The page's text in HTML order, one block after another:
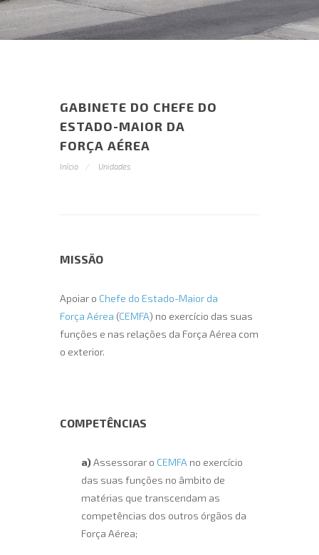
GABINETE DO CHEFE DO
ESTADO-MAIOR DA
FORÇA AÉREA
Início Unidades
MISSÃO
Apoiar o Chefe do Estado-Maior da
Força Aérea (CEMFA) no exercício das suas
funções e nas relações da Força Aérea com
o exterior.
COMPETÊNCIAS
a)Assessorar o CEMFA no exercício
das suas funções no âmbito de
matérias que transcendam as
competências dos outros órgãos da
Força Aérea;